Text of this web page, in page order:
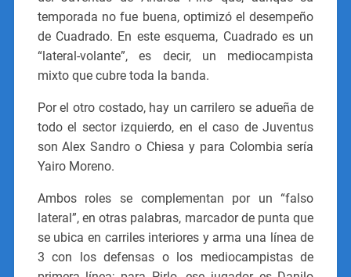
temporada no fue buena, optimizó el desempeño
de Cuadrado. En este esquema, Cuadrado es un
“lateral-volante”, es decir, un mediocampista
mixto que cubre toda la banda.
Por el otro costado, hay un carrilero se adueña de
todo el sector izquierdo, en el caso de Juventus
son Alex Sandro o Chiesa y para Colombia sería
Yairo Moreno.
Ambos roles se complementan por un “falso
lateral”, en otras palabras, marcador de punta que
se ubica en carriles interiores y arma una línea de
3 con los defensas o los mediocampistas de